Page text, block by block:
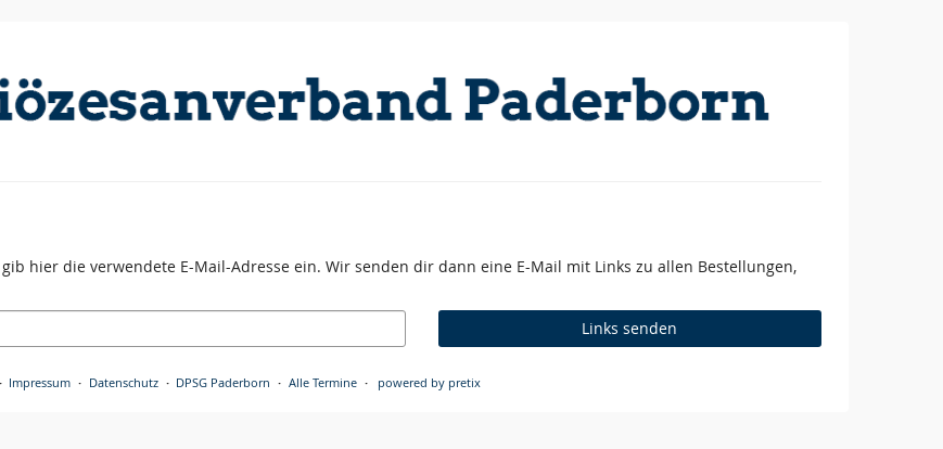
hier die verwendete E-Mail-Adresse ein. Wir senden dir dann eine E-Mail mit Links zu allen Bestellungen,
Links senden
Impressum Datenschutz DPSG Paderborn Alle Termine powered by pretix